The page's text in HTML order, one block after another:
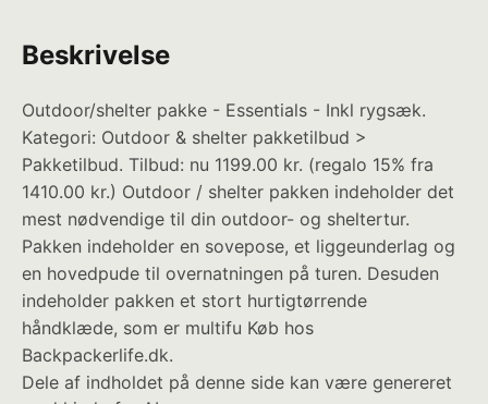
Beskrivelse
Outdoor/shelter pakke - Essentials - Inkl rygsæk.
Kategori: Outdoor & shelter pakketilbud >
Pakketilbud. Tilbud: nu 1199.00 kr. (regalo 15% fra
1410.00 kr.) Outdoor / shelter pakken indeholder det
mest nødvendige til din outdoor- og sheltertur.
Pakken indeholder en sovepose, et liggeunderlag og
en hovedpude til overnatningen på turen. Desuden
indeholder pakken et stort hurtigtørrende
håndklæde, som er multifu Køb hos
Backpackerlife.dk.
Dele af indholdet på denne side kan være genereret